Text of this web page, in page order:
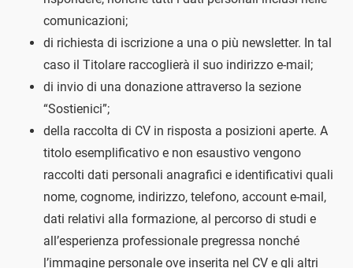
comunicazioni;
di richiesta di iscrizione a una o più newsletter. In tal
caso il Titolare raccoglierà il suo indirizzo e-mail;
di invio di una donazione attraverso la sezione
“Sostienici”;
della raccolta di CV in risposta a posizioni aperte. A
titolo esemplificativo e non esaustivo vengono
raccolti dati personali anagrafici e identificativi quali
nome, cognome, indirizzo, telefono, account e-mail,
dati relativi alla formazione, al percorso di studi e
all’esperienza professionale pregressa nonché
l’immagine personale ove inserita nel CV e gli altri